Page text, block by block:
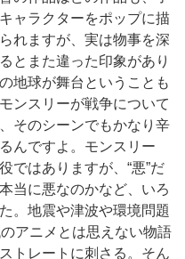
ャラクターをポップに描
れますが、実は物事を深
とまた違った印象があり
地球が舞台ということも
ンスリーが戦争について
そのシーンでもかなり辛
んですよ。モンスリー
ではありますが、“悪”だ
当に悪なのかなど、いろ
。地震や津波や環境問題
アニメとは思えない物語
トレートに刺さる。そん